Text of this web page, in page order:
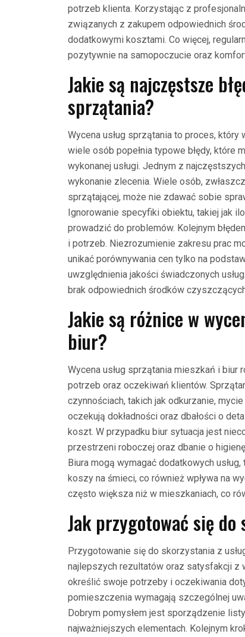
potrzeb klienta. Korzystając z
związanych z zakupem odpowiednich
dodatkowymi kosztami. Co więcej,
pozytywnie na samopoczucie oraz
Jakie są najczęstsze
sprzątania?
Wycena usług sprzątania to proces,
wiele osób popełnia typowe błędy, które
wykonanej usługi. Jednym z
wykonanie zlecenia. Wiele osób,
sprzątającej, może nie zdawać sobie
Ignorowanie specyfiki obiektu, takiej jak
prowadzić do problemów. Kolejnym
i potrzeb. Niezrozumienie zakresu prac
unikać porównywania cen tylko na
uwzględnienia jakości świadczonych
brak odpowiednich środków
Jakie są różnice w
biur?
Wycena usług sprzątania mieszkań i
potrzeb oraz oczekiwań klientów.
czynnościach, takich jak odkurzanie,
oczekują dokładności oraz dbałości o
koszt. W przypadku biur sytuacja jest
przestrzeni roboczej oraz dbanie o
Biura mogą wymagać dodatkowych
koszy na śmieci, co również wpływa na
często większa niż w mieszkaniach, co
Jak przygotować się
Przygotowanie się do skorzystania z
najlepszych rezultatów oraz satysfakcji z
określić swoje potrzeby i oczekiwania
pomieszczenia wymagają szczególnej
Dobrym pomysłem jest sporządzenie
najważniejszych elementach. Kolejnym